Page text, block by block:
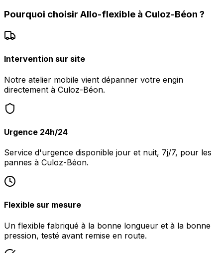
Pourquoi choisir Allo-flexible à Culoz-Béon ?
Intervention sur site
Notre atelier mobile vient dépanner votre engin
directement à Culoz-Béon.
Urgence 24h/24
Service d'urgence disponible jour et nuit, 7j/7, pour les
pannes à Culoz-Béon.
Flexible sur mesure
Un flexible fabriqué à la bonne longueur et à la bonne
pression, testé avant remise en route.